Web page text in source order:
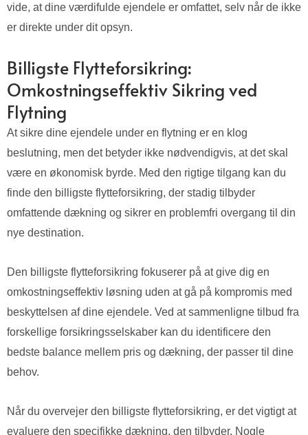
vide, at dine værdifulde ejendele er omfattet, selv når de ikke
er direkte under dit opsyn.
Billigste Flytteforsikring:
Omkostningseffektiv Sikring ved
Flytning
At sikre dine ejendele under en flytning er en klog
beslutning, men det betyder ikke nødvendigvis, at det skal
være en økonomisk byrde. Med den rigtige tilgang kan du
finde den billigste flytteforsikring, der stadig tilbyder
omfattende dækning og sikrer en problemfri overgang til din
nye destination.
Den billigste flytteforsikring fokuserer på at give dig en
omkostningseffektiv løsning uden at gå på kompromis med
beskyttelsen af dine ejendele. Ved at sammenligne tilbud fra
forskellige forsikringsselskaber kan du identificere den
bedste balance mellem pris og dækning, der passer til dine
behov.
Når du overvejer den billigste flytteforsikring, er det vigtigt at
evaluere den specifikke dækning, den tilbyder. Nogle